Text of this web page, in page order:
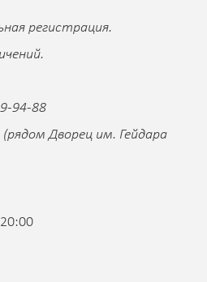
регистрация.
94-88
Дворец им. Гейдара